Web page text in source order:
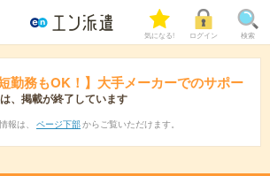
気になる! ログイン 検索
勤務もOK！】大手メーカーでのサポー
、掲載が終了しています
報は、 ページ下部 からご覧いただけます。